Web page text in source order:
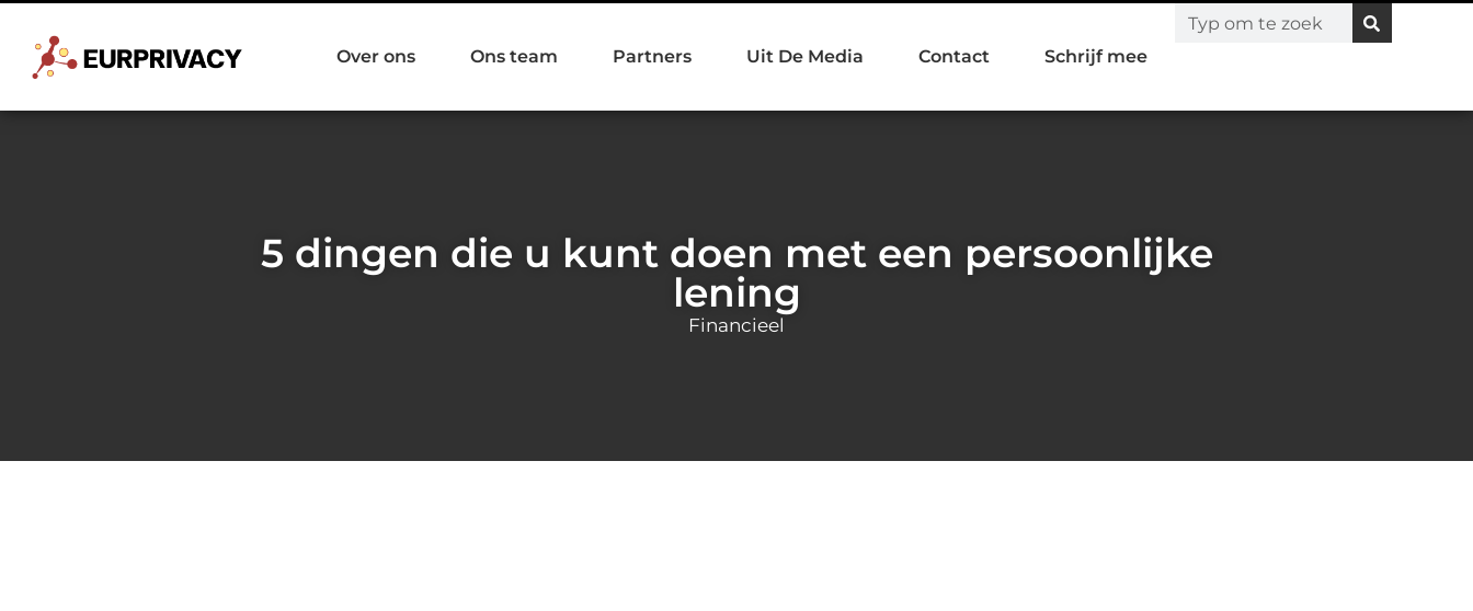
Over ons Ons team Partners Uit De Media Contact Schrijf mee
5 dingen die u kunt doen met een persoonlijke
lening
Financieel